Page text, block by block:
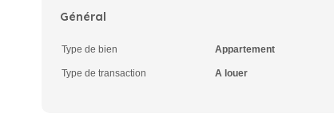
Général
Type de bien Appartement
Type de transaction A louer